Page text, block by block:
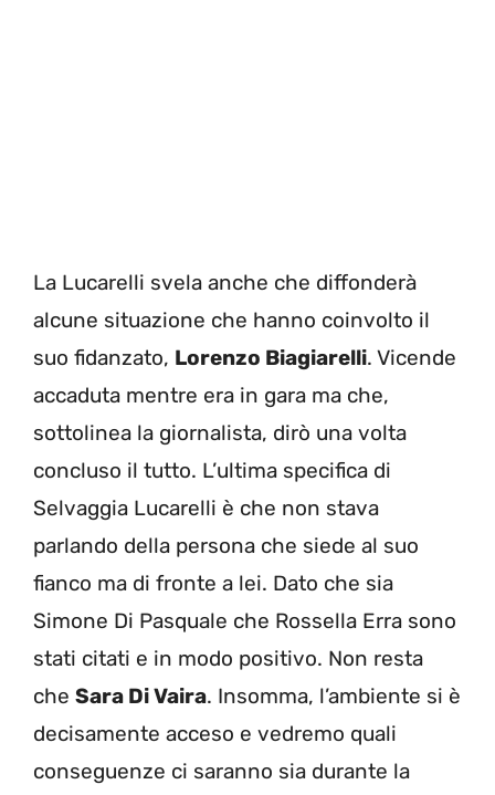
La Lucarelli svela anche che diffonderà
alcune situazione che hanno coinvolto il
suo fidanzato, Lorenzo Biagiarelli. Vicende
accaduta mentre era in gara ma che,
sottolinea la giornalista, dirò una volta
concluso il tutto. L’ultima specifica di
Selvaggia Lucarelli è che non stava
parlando della persona che siede al suo
fianco ma di fronte a lei. Dato che sia
Simone Di Pasquale che Rossella Erra sono
stati citati e in modo positivo. Non resta
che Sara Di Vaira. Insomma, l’ambiente si è
decisamente acceso e vedremo quali
conseguenze ci saranno sia durante la